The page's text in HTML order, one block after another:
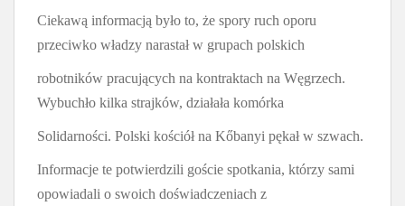
Ciekawą informacją było to, że spory ruch oporu
przeciwko władzy narastał w grupach polskich
robotników pracujących na kontraktach na Węgrzech.
Wybuchło kilka strajków, działała komórka
Solidarności. Polski kościół na Kőbanyi pękał w szwach.
Informacje te potwierdzili goście spotkania, którzy sami
opowiadali o swoich doświadczeniach z